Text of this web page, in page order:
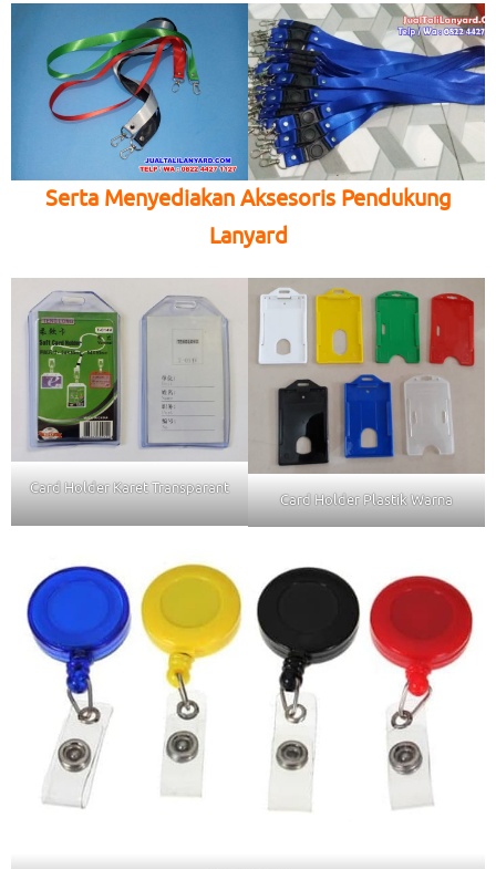
Serta Menyediakan Aksesoris Pendukung
Lanyard
Card Holder Karet Transparant
Card Holder Plastik Warna